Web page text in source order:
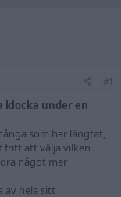
#1
klocka under en
som har längtat,
fritt att välja vilken
något mer
av hela sitt